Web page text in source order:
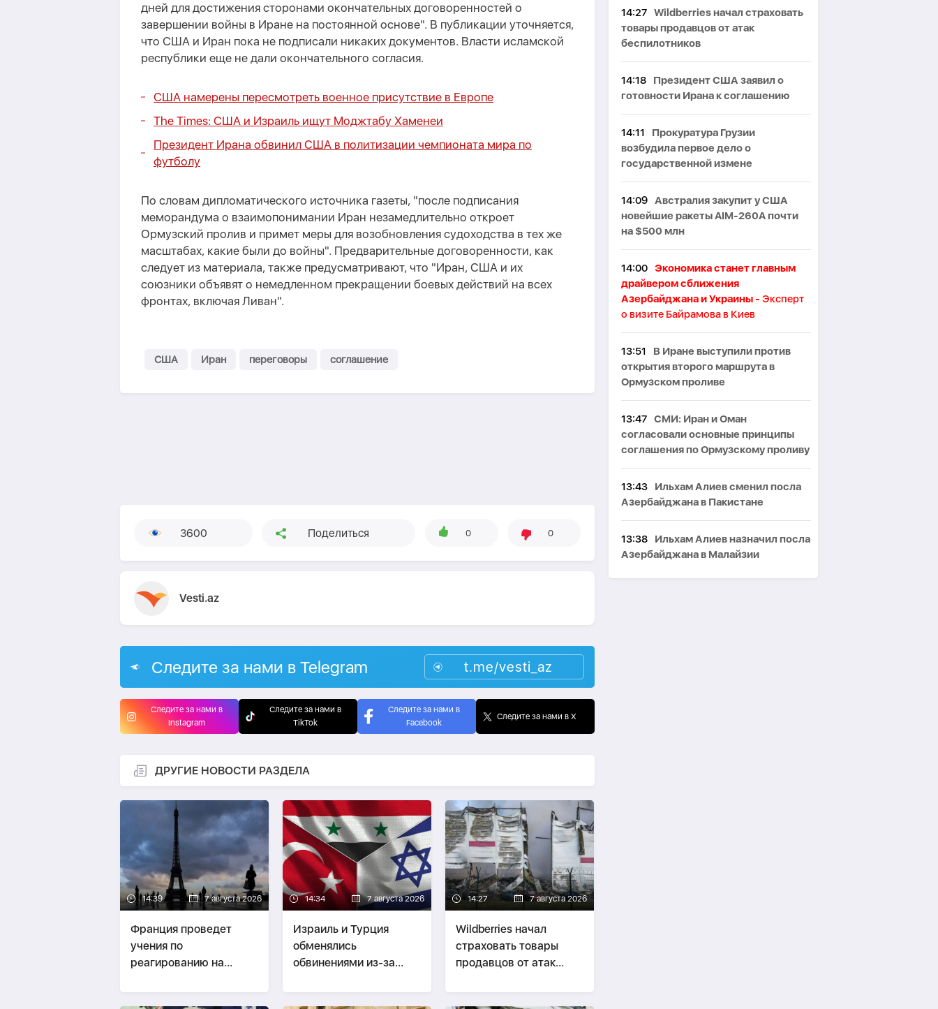
дней для достижения сторонами окончательных договоренностей о
завершении войны в Иране на постоянной основе". В публикации уточняется,
что США и Иран пока не подписали никаких документов. Власти исламской
республики еще не дали окончательного согласия.
США намерены пересмотреть военное присутствие в Европе
The Times: США и Израиль ищут Моджтабу Хаменеи
Президент Ирана обвинил США в политизации чемпионата мира по
футболу
По словам дипломатического источника газеты, "после подписания
меморандума о взаимопонимании Иран незамедлительно откроет
Ормузский пролив и примет меры для возобновления судоходства в тех же
масштабах, какие были до войны". Предварительные договоренности, как
следует из материала, также предусматривают, что "Иран, США и их
союзники объявят о немедленном прекращении боевых действий на всех
фронтах, включая Ливан".
США Иран переговоры соглашение
3600 Поделиться 0 0
Vesti.az
Следите за нами в Telegram t.me/vesti_az
Следите за нами в
Instagram
Следите за нами в
TikTok
Следите за нами в
Facebook
Следите за нами в X
ДРУГИЕ НОВОСТИ РАЗДЕЛА
14:39 7 августа 2026
Франция проведет
учения по
реагированию на
блэкаут
14:34 7 августа 2026
Израиль и Турция
обменялись
обвинениями из-за
14:27 7 августа 2026
Wildberries начал
страховать товары
продавцов от атак
14:27 Wildberries начал страховать
товары продавцов от атак
беспилотников
14:18
Президент США заявил о
готовности Ирана к соглашению
14:11
Прокуратура Грузии
возбудила первое дело о
государственной измене
14:09 Австралия закупит у США
новейшие ракеты AIM-260A почти
на $500 млн
14:00 Экономика станет главным
драйвером сближения
Азербайджана и Украины - Эксперт
о визите Байрамова в Киев
13:51
В Иране выступили против
открытия второго маршрута в
Ормузском проливе
13:47 СМИ: Иран и Оман
согласовали основные принципы
соглашения по Ормузскому проливу
13:43
Ильхам Алиев сменил посла
Азербайджана в Пакистане
13:38
Ильхам Алиев назначил посла
Азербайджана в Малайзии